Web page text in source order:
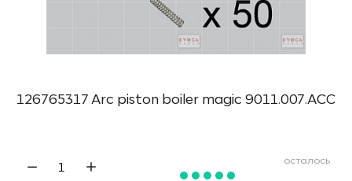
126765317 Arc piston boiler magic 9011.007.ACC
осталось